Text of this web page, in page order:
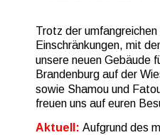
Trotz der
Einschränkungen, mit
unsere neuen Gebäude
Brandenburg auf der
sowie Shamou und
freuen uns auf euren
Aktuell: Aufgrund des